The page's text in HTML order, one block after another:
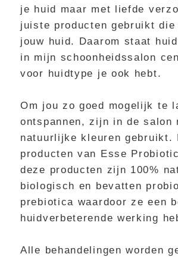
je huid maar met liefde
juiste producten gebruikt die
jouw huid. Daarom staat
in mijn schoonheidssalon
voor huidtype je ook hebt.
Om jou zo goed mogelijk te
ontspannen, zijn in de salon
natuurlijke kleuren gebruikt.
producten van Esse
deze producten zijn 100%
biologisch en bevatten
prebiotica waardoor ze een
huidverbeterende werking
Alle behandelingen worden